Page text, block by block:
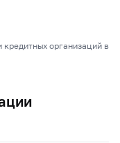
организаций в